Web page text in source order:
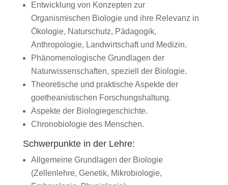
Entwicklung von Konzepten zur
Organismischen Biologie und ihre Relevanz in
Ökologie, Naturschutz, Pädagogik,
Anthropologie, Landwirtschaft und Medizin.
Phänomenologische Grundlagen der
Naturwissenschaften, speziell der Biologie.
Theoretische und praktische Aspekte der
goetheanistischen Forschungshaltung.
Aspekte der Biologiegeschichte.
Chronobiologie des Menschen.
Schwerpunkte in der Lehre:
Allgemeine Grundlagen der Biologie
(Zellenlehre, Genetik, Mikrobiologie,